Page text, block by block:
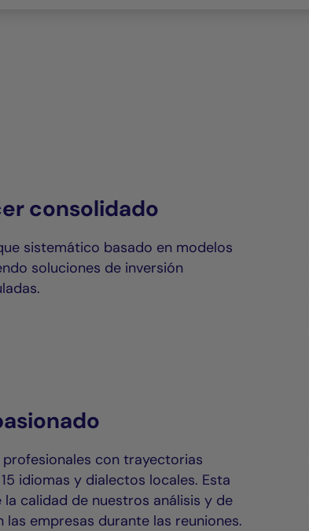
consolidado
sistemático basado en modelos
soluciones de inversión
con trayectorias
idiomas y dialectos locales. Esta
calidad de nuestros análisis y de
empresas durante las reuniones.